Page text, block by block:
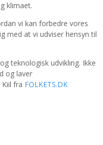
klimaet.
vi kan forbedre vores
med at vi udviser hensyn til
teknologisk udvikling. Ikke
og laver
fra FOLKETS.DK